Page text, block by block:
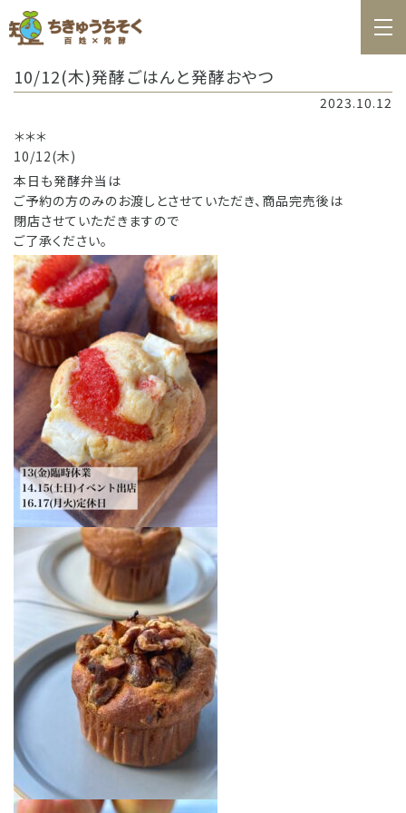
百姓日記
お問合せ
商品の購入
10/12(木)発酵ごはんと発酵おやつ
2023.10.12
＊＊＊
10/12(木)
本日も発酵弁当は
ご予約の方のみのお渡しとさせていただき、商品完売後は
閉店させていただきますので
ご了承ください。